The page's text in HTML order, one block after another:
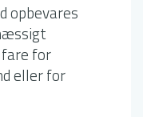
opbevares
for
eller for